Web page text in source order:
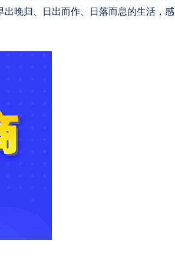
晚归、日出而作、日落而息的生活，感